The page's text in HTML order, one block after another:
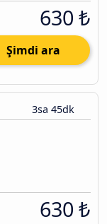
630 ₺
Şimdi ara
3sa 45dk
630 ₺